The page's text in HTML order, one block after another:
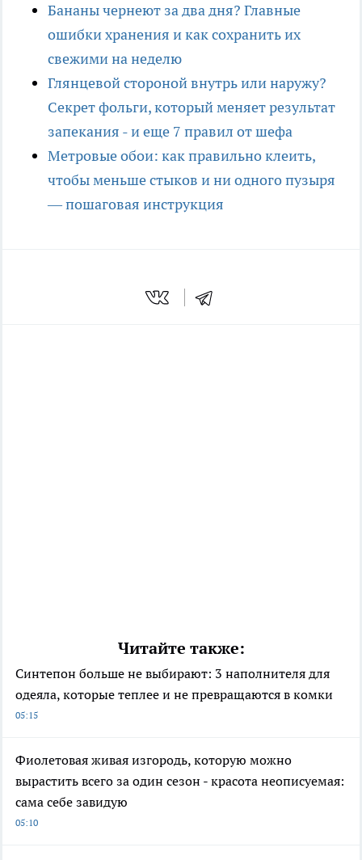
Бананы чернеют за два дня? Главные
ошибки хранения и как сохранить их
свежими на неделю
Глянцевой стороной внутрь или наружу?
Секрет фольги, который меняет результат
запекания - и еще 7 правил от шефа
Метровые обои: как правильно клеить,
чтобы меньше стыков и ни одного пузыря
— пошаговая инструкция
Читайте также:
Синтепон больше не выбирают: 3 наполнителя для
одеяла, которые теплее и не превращаются в комки
05:15
Фиолетовая живая изгородь, которую можно
вырастить всего за один сезон - красота неописуемая:
сама себе завидую
05:10